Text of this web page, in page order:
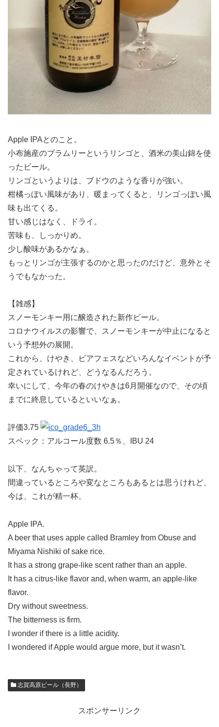
Apple IPAとのこと。
小布施産のブラムリーというリンゴと、酒米の美山錦を使
ったビール。
リンゴというよりは、ブドウのような香りが強い。
柑橘っぽい風味があり、暖まってくると、リンゴっぽい風
味も出てくる。
甘い感じはなく、ドライ。
苦味も、しっかりめ。
少し酸味があるかなぁ。
もっとリンゴが主張するのかと思ったのだけど、意外とそ
うでもなかった。
【雑感】
スノーモンキー用に醸造された新作ビール。
コロナウイルスの影響で、スノーモンキーが中止になると
いう予想外の展開。
これから、けやき、ビアフェスなどいろんなイベントが予
定されているけれど、どうなるんだろう。
幸いにして、今年の春のけやきは6月開催なので、その頃
までに終息しているといいなぁ。
評価3.75
スペック：アルコール度数 6.5％、IBU 24
以下、なんちゃって英訳。
間違っているところや変なところもあるとは思うけれど、
今は、これが精一杯。
Apple IPA.
A beer that uses apple called Bramley from Obuse and
Miyama Nishiki of sake rice.
It has a strong grape-like scent rather than an apple.
It has a citrus-like flavor and, when warm, an apple-like
flavor.
Dry without sweetness.
The bitterness is firm.
I wonder if there is a little acidity.
I wondered if Apple would argue more, but it wasn’t.
志賀高原ビール（長野）
スポンサーリンク